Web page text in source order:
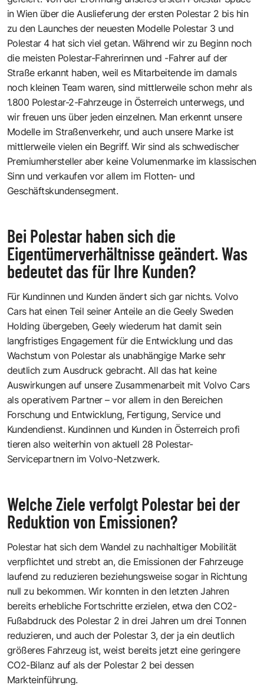
in Wien über die Auslieferung der ersten Polestar 2 bis hin
zu den Launches der neuesten Modelle Polestar 3 und
Polestar 4 hat sich viel getan. Während wir zu Beginn noch
die meisten Polestar-Fahrerinnen und -Fahrer auf der
Straße erkannt haben, weil es Mitarbeitende im damals
noch kleinen Team waren, sind mittlerweile schon mehr als
1.800 Polestar-2-Fahrzeuge in Österreich unterwegs, und
wir freuen uns über jeden einzelnen. Man erkennt unsere
Modelle im Straßenverkehr, und auch unsere Marke ist
mittlerweile vielen ein Begriff. Wir sind als schwedischer
Premiumhersteller aber keine Volumenmarke im klassischen
Sinn und verkaufen vor allem im Flotten- und
Geschäftskundensegment.
Bei Polestar haben sich die
Eigentümerverhältnisse geändert. Was
bedeutet das für Ihre Kunden?
Für Kundinnen und Kunden ändert sich gar nichts. Volvo
Cars hat einen Teil seiner Anteile an die Geely Sweden
Holding übergeben, Geely wiederum hat damit sein
langfristiges Engagement für die Entwicklung und das
Wachstum von Polestar als unabhängige Marke sehr
deutlich zum Ausdruck gebracht. All das hat keine
Auswirkungen auf unsere Zusammenarbeit mit Volvo Cars
als operativem Partner – vor allem in den Bereichen
Forschung und Entwicklung, Fertigung, Service und
Kundendienst. Kundinnen und Kunden in Österreich profi
tieren also weiterhin von aktuell 28 Polestar-
Servicepartnern im Volvo-Netzwerk.
Welche Ziele verfolgt Polestar bei der
Reduktion von Emissionen?
Polestar hat sich dem Wandel zu nachhaltiger Mobilität
verpflichtet und strebt an, die Emissionen der Fahrzeuge
laufend zu reduzieren beziehungsweise sogar in Richtung
null zu bekommen. Wir konnten in den letzten Jahren
bereits erhebliche Fortschritte erzielen, etwa den CO2-
Fußabdruck des Polestar 2 in drei Jahren um drei Tonnen
reduzieren, und auch der Polestar 3, der ja ein deutlich
größeres Fahrzeug ist, weist bereits jetzt eine geringere
CO2-Bilanz auf als der Polestar 2 bei dessen
Markteinführung.